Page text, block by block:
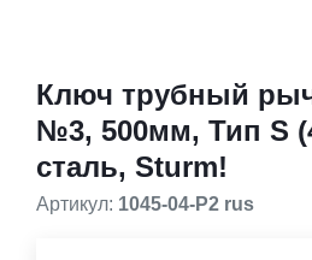
Ключ трубный
№3, 500мм, Тип S
сталь, Sturm!
Артикул: 1045-04-P2 rus